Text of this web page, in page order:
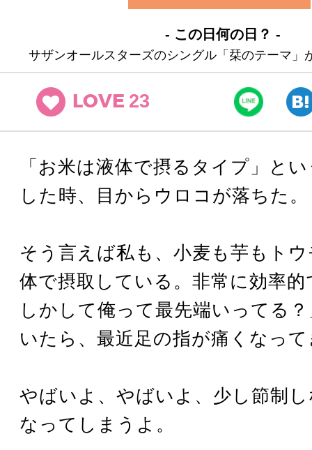
- この日何の日？ -
サザンオールスターズのシングル「栞のテーマ」
LOVE 23
「お米は液体で摂るタイプ」と
した時、目からウロコが落ちた。
そう言えば私も、小麦も芋もト
体で摂取している。非常に効率
しかして俺って最先端いってる
いたら、最近足の指が痛くなっ
やばいよ、やばいよ、少し節制
なってしまうよ。